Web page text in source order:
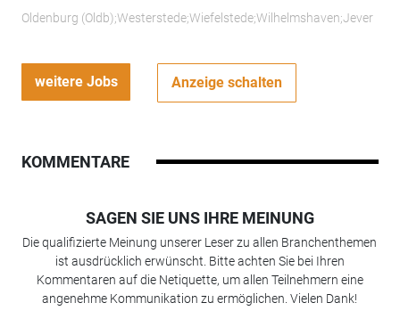
Oldenburg (Oldb);Westerstede;Wiefelstede;Wilhelmshaven;Jever
weitere Jobs Anzeige schalten
KOMMENTARE
SAGEN SIE UNS IHRE MEINUNG
Die qualifizierte Meinung unserer Leser zu allen Branchenthemen
ist ausdrücklich erwünscht. Bitte achten Sie bei Ihren
Kommentaren auf die Netiquette, um allen Teilnehmern eine
angenehme Kommunikation zu ermöglichen. Vielen Dank!